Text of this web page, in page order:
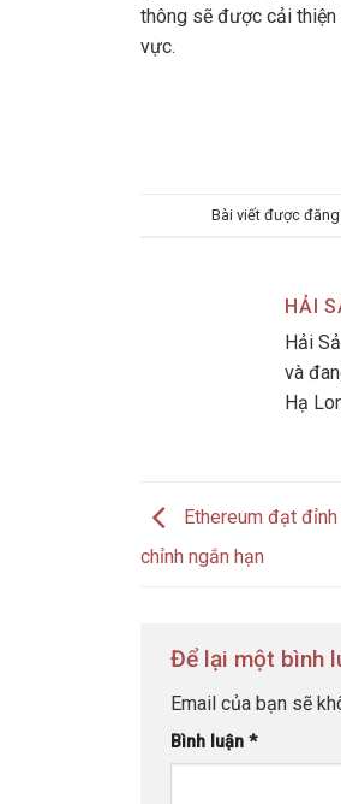
thông sẽ được cải thiện
vực.
Bài viết được
HẢI
Hải
và
Hạ
Ethereum đạt
chỉnh ngắn hạn
Để lại một bình
Email của bạn sẽ
Bình luận *